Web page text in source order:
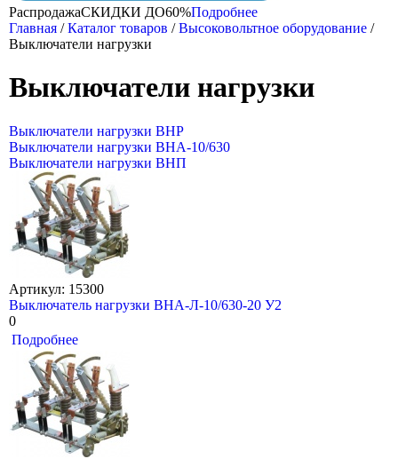
РаспродажаCКИДКИ ДО60%Подробнее
Главная /Каталог товаров /Высоковольтное оборудование /
Выключатели нагрузки
Выключатели нагрузки
Выключатели нагрузки ВНР
Выключатели нагрузки ВНА-10/630
Выключатели нагрузки ВНП
Артикул: 15300
Выключатель нагрузки ВНА-Л-10/630-20 У2
0
Подробнее